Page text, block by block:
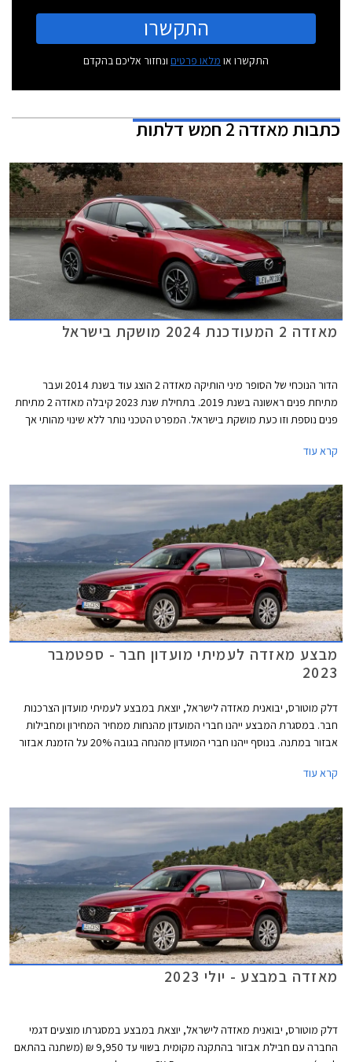
התקשרו
התקשרו או מלאו פרטים ונחזור אליכם בהקדם
כתבותמאזדה 2 חמש דלתות
מאזדה 2 המעודכנת 2024 מושקת בישראל
הדור הנוכחי של הסופר מיני הותיקה מאזדה 2 הוצג עוד בשנת 2014 ועבר
מתיחת פנים ראשונה בשנת 2019. בתחילת שנת 2023 קיבלה מאזדה 2 מתיחת
פנים נוספת וזו כעת מושקת בישראל. המפרט הטכני נותר ללא שינוי מהותי אך
קרא עוד
מבצע מאזדה לעמיתי מועדון חבר - ספטמבר
2023
דלק מוטורס, יבואנית מאזדה לישראל, יוצאת במבצע לעמיתי מועדון הצרכנות
חבר. במסגרת המבצע ייהנו חברי המועדון מהנחות ממחיר המחירון ומחבילות
אבזור במתנה. בנוסף ייהנו חברי המועדון מהנחה בגובה 20% על הזמנת אבזור
התצוגה של מאזדה בין התאריכים 12.09.2023-13.10.2023.
קרא עוד
מאזדה במבצע - יולי 2023
דלק מוטורס, יבואנית מאזדה לישראל, יוצאת במבצע במסגרתו מוצעים דגמי
החברה עם חבילת אבזור בהתקנה מקומית בשווי עד 9,950 ₪ (משתנה בהתאם